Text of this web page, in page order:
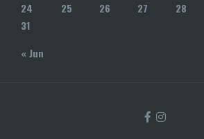
24
25 26 27 28
31
« Jun